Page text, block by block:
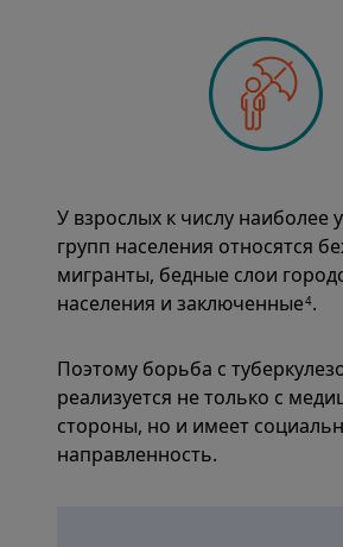
У взрослых к числу наиболее
групп населения относятся
мигранты, бедные слои
населения и заключенные4.
Поэтому борьба с
реализуется не только с
стороны, но и имеет
направленность.